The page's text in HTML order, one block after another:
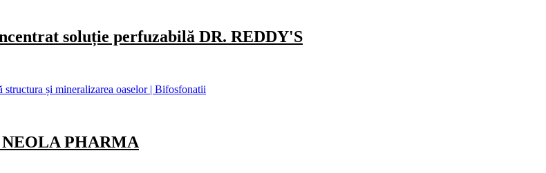
soluție perfuzabilă DR. REDDY'S
și mineralizarea oaselor | Bifosfonatii
PHARMA